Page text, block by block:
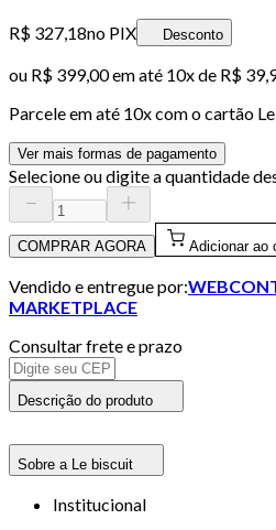
R$ 327,18no PIX Desconto
ou R$ 399,00em até 10x de R$
Parcele em até 10x com o cartão
Ver mais formas de pagamento
Selecione ou digite a quantidade
COMPRAR AGORA Adicionar ao
Vendido e entregue por:
MARKETPLACE
Consultar frete e prazo
Descrição do produto
Sobre a Le biscuit
Institucional